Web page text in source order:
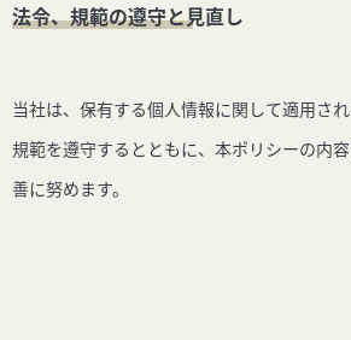
法令、規範の遵守と見直し
当社は、保有する個人情報に関して適用さ
規範を遵守するとともに、本ポリシーの内
善に努めます。